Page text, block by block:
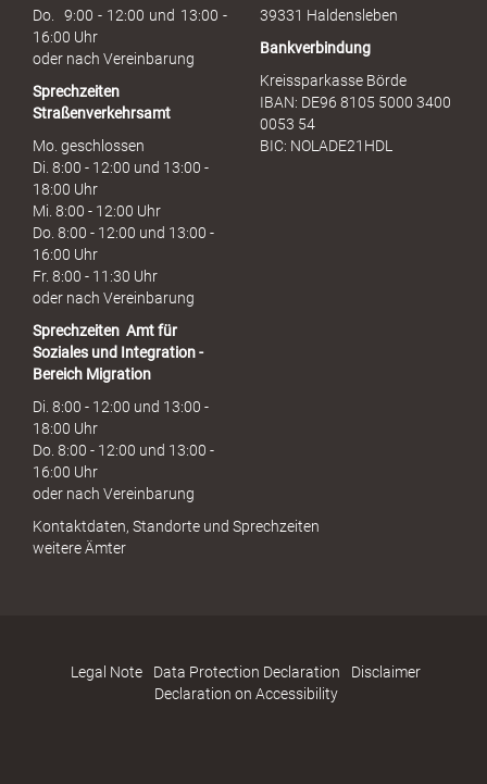
h
Do. 9:00 - 12:00 und 13:00 -
16:00 Uhr
oder nach Vereinbarung
Sprechzeiten
Straßenverkehrsamt
Mo. geschlossen
Di. 8:00 - 12:00 und 13:00 -
18:00 Uhr
Mi. 8:00 - 12:00 Uhr
Do. 8:00 - 12:00 und 13:00 -
16:00 Uhr
Fr. 8:00 - 11:30 Uhr
oder nach Vereinbarung
Sprechzeiten Amt für
Soziales und Integration -
Bereich Migration
Di. 8:00 - 12:00 und 13:00 -
18:00 Uhr
Do. 8:00 - 12:00 und 13:00 -
16:00 Uhr
oder nach Vereinbarung
39331 Haldensleben
Bankverbindung
Kreissparkasse Börde
IBAN: DE96 8105 5000 3400
0053 54
BIC: NOLADE21HDL
Kontaktdaten, Standorte und Sprechzeiten
weitere Ämter
Legal Note Data Protection Declaration
Disclaimer
Declaration on Accessibility